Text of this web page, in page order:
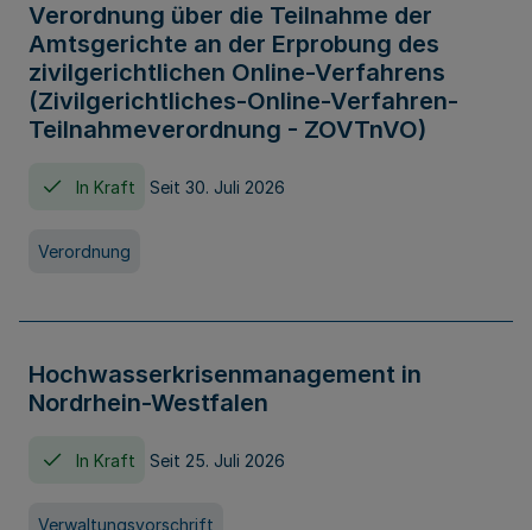
Verordnung über die Teilnahme der
Amtsgerichte an der Erprobung des
zivilgerichtlichen Online-Verfahrens
(Zivilgerichtliches-Online-Verfahren-
Teilnahmeverordnung - ZOVTnVO)
In Kraft Seit 30. Juli 2026
Verordnung
Hochwasserkrisenmanagement in
Nordrhein-Westfalen
In Kraft Seit 25. Juli 2026
Verwaltungsvorschrift